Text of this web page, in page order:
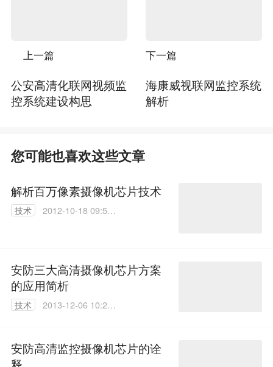
上一篇
公安高清化联网视频监
控系统建设构思
下一篇
海康威视联网监控系统
解析
您可能也喜欢这些文章
解析百万像素摄像机芯片技术
技术
2012-10-18 09:54:
安防三大高清摄像机芯片方案
的应用简析
技术
2013-12-06 10:25:
安防高清监控摄像机芯片的诠